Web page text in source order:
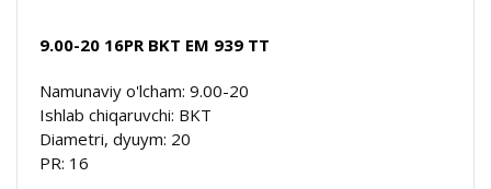
9.00-20 16PR BKT EM 939 TT
Namunaviy o'lcham: 9.00-20
Ishlab chiqaruvchi: BKT
Diametri, dyuym: 20
PR: 16